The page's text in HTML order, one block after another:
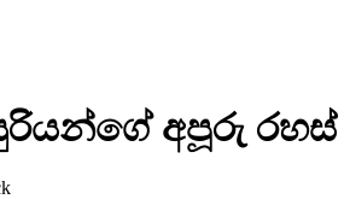
අපූරු රහස්